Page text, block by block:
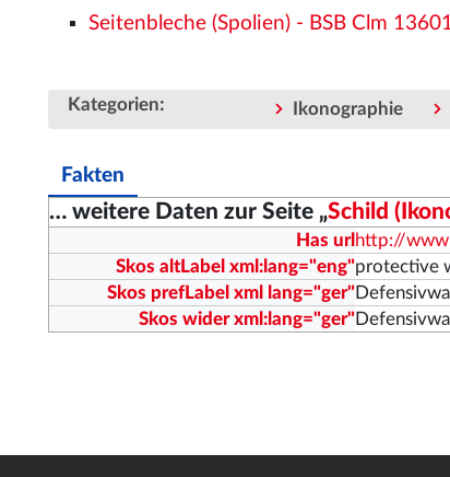
Seitenbleche (Spolien) - BSB Clm
Kategorien: Ikonographie
Fakten
… weitere Daten zur Seite „Schild
Has url http://
Skos altLabel xml:lang="eng"protective
Skos prefLabel xml lang="ger"
Skos wider xml:lang="ger"